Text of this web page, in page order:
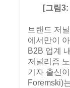
[그림
브랜드 저
에서만이
B2B 업계
저널리즘
기자 출신
Foremski)